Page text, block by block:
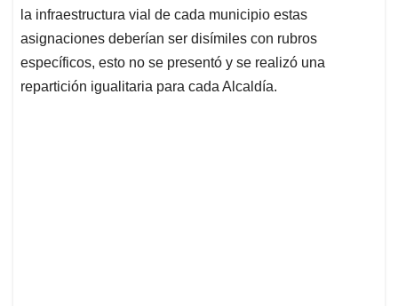
la infraestructura vial de cada municipio estas
asignaciones deberían ser disímiles con rubros
específicos, esto no se presentó y se realizó una
repartición igualitaria para cada Alcaldía.